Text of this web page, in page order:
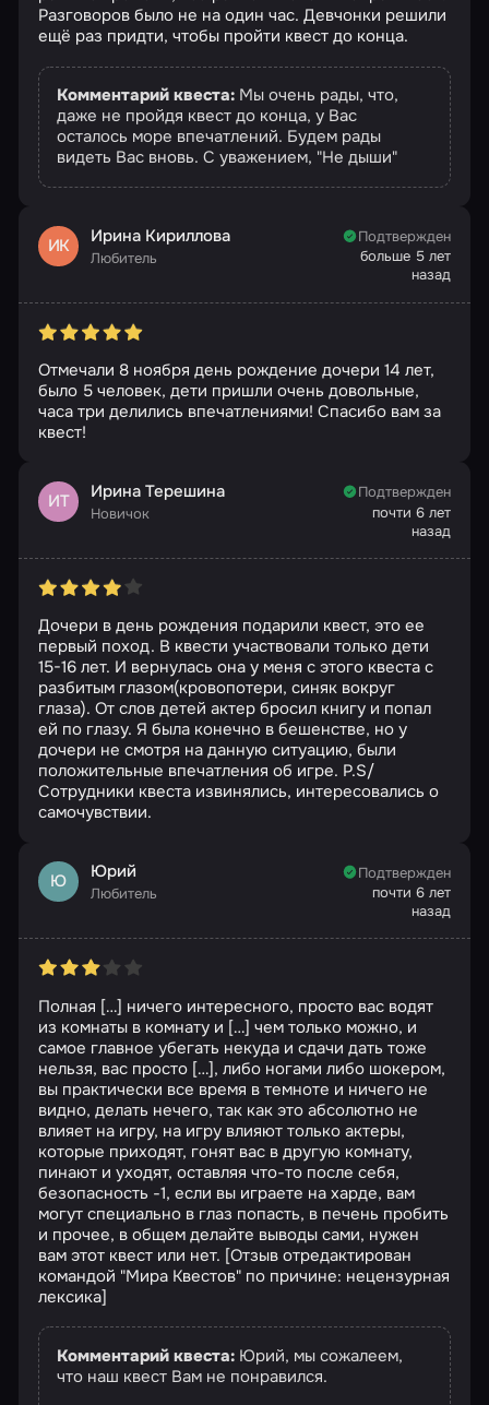
Разговоров было не на один час. Девчонки решили
ещё раз придти, чтобы пройти квест до конца.
Комментарий квеста: Мы очень рады, что,
даже не пройдя квест до конца, у Вас
осталось море впечатлений. Будем рады
видеть Вас вновь. С уважением, "Не дыши"
ИК Ирина Кириллова
Любитель
Подтвержден
больше 5 лет
назад
Отмечали 8 ноября день рождение дочери 14 лет,
было 5 человек, дети пришли очень довольные,
часа три делились впечатлениями! Спасибо вам за
квест!
ИТ Ирина Терешина
Новичок
Подтвержден
почти 6 лет
назад
Дочери в день рождения подарили квест, это ее
первый поход. В квести участвовали только дети
15-16 лет. И вернулась она у меня с этого квеста с
разбитым глазом(кровопотери, синяк вокруг
глаза). От слов детей актер бросил книгу и попал
ей по глазу. Я была конечно в бешенстве, но у
дочери не смотря на данную ситуацию, были
положительные впечатления об игре. P.S/
Сотрудники квеста извинялись, интересовались о
самочувствии.
Ю Юрий
Любитель
Подтвержден
почти 6 лет
назад
Полная […] ничего интересного, просто вас водят
из комнаты в комнату и […] чем только можно, и
самое главное убегать некуда и сдачи дать тоже
нельзя, вас просто […], либо ногами либо шокером,
вы практически все время в темноте и ничего не
видно, делать нечего, так как это абсолютно не
влияет на игру, на игру влияют только актеры,
которые приходят, гонят вас в другую комнату,
пинают и уходят, оставляя что-то после себя,
безопасность -1, если вы играете на харде, вам
могут специально в глаз попасть, в печень пробить
и прочее, в общем делайте выводы сами, нужен
вам этот квест или нет. [Отзыв отредактирован
командой "Мира Квестов" по причине: нецензурная
лексика]
Комментарий квеста: Юрий, мы сожалеем,
что наш квест Вам не понравился.